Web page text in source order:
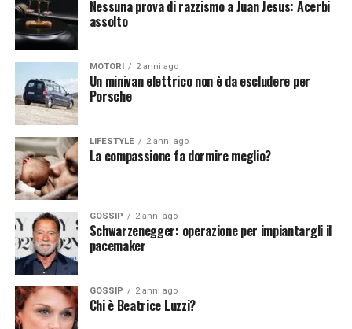
Continua a leggere su atuttonotizie.it
Vuoi essere sempre aggiornato e ricevere le principali
notizie del giorno?Iscriviti alla nostra Newsletter
Continua a leggere su atuttonotizie.it
Vuoi essere sempre aggiornato e ricevere le principali
notizie del giorno? Iscriviti alla nostra Newsletter
Nessuna prova di razzismo a Juan Jesus: Acerbi
assolto
MOTORI 2 anni ago
Un minivan elettrico non è da escludere per
Porsche
LIFESTYLE 2 anni ago
La compassione fa dormire meglio?
GOSSIP 2 anni ago
Schwarzenegger: operazione per impiantargli il
pacemaker
GOSSIP 2 anni ago
Chi è Beatrice Luzzi?